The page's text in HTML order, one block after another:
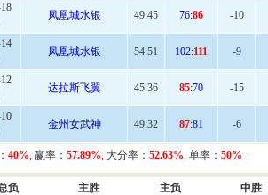
凤凰城水银 49:45 76:86 -10
凤凰城水银 54:51 102:111 -9
达拉斯飞翼 45:36 85:70 -15
金州女武神 49:32 87:81 -6
40%, 赢率： 57.89%, 大分率： 52.63%, 单率： 50%
负 主胜 主负
中胜